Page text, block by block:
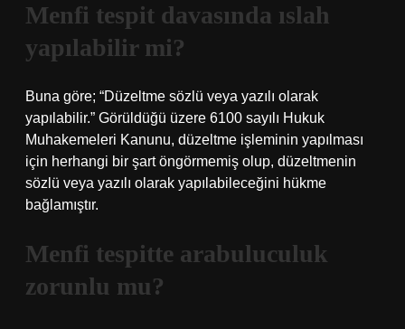
Menfi tespit davasında ıslah
yapılabilir mi?
Buna göre; “Düzeltme sözlü veya yazılı olarak
yapılabilir.” Görüldüğü üzere 6100 sayılı Hukuk
Muhakemeleri Kanunu, düzeltme işleminin yapılması
için herhangi bir şart öngörmemiş olup, düzeltmenin
sözlü veya yazılı olarak yapılabileceğini hükme
bağlamıştır.
Menfi tespitte arabuluculuk
zorunlu mu?